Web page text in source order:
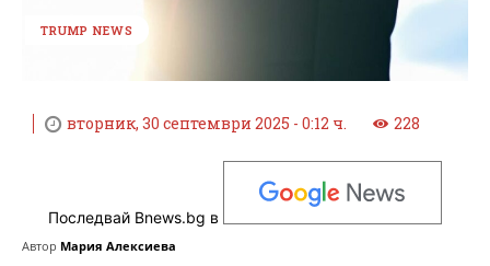
TRUMP NEWS
вторник, 30 септември 2025 - 0:12 ч. 228
Последвай Bnews.bg в
Автор Мария Алексиева